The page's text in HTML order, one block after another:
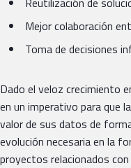
Mejor colaboración
Toma de decisiones
Dado el veloz crecimiento
en un imperativo para que
valor de sus datos de
evolución necesaria en la
proyectos relacionados